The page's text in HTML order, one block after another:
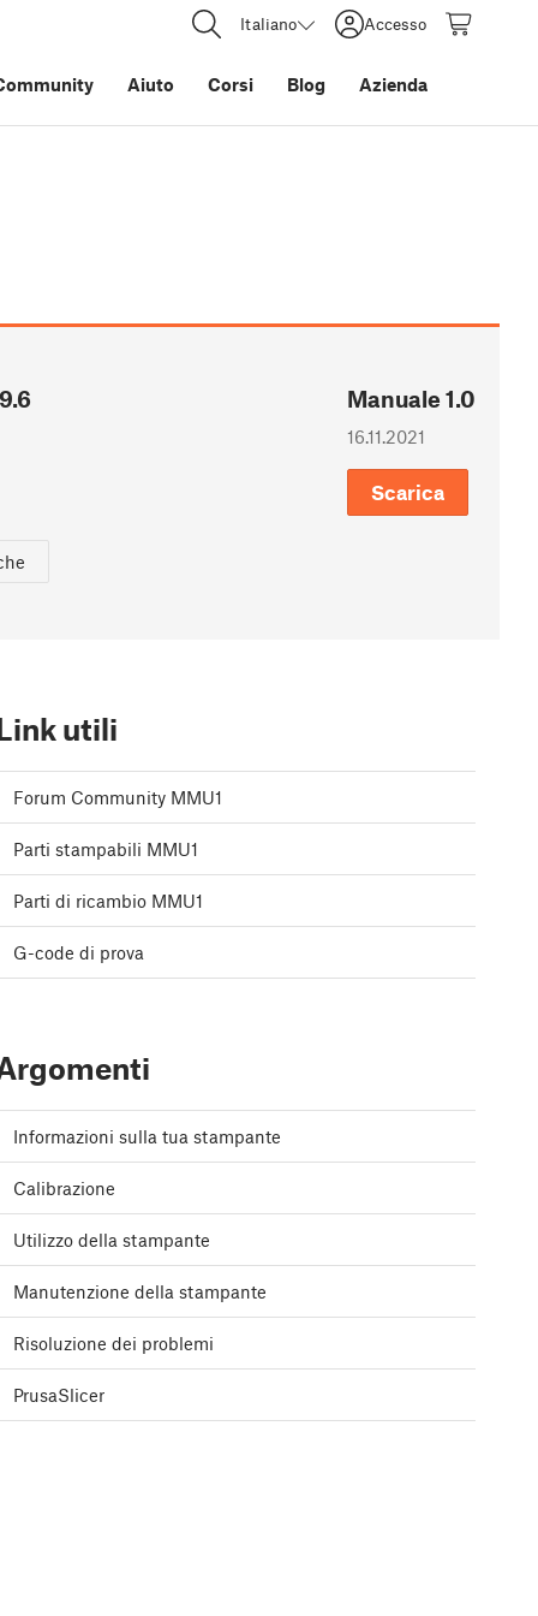
Italiano Accesso
Aiuto Corsi Blog Azienda
Manuale 1.0
16.11.2021
Scarica
utili
Forum Community MMU1
Parti stampabili MMU1
Parti di ricambio MMU1
G-code di prova
Informazioni sulla tua stampante
Calibrazione
Utilizzo della stampante
Manutenzione della stampante
Risoluzione dei problemi
PrusaSlicer